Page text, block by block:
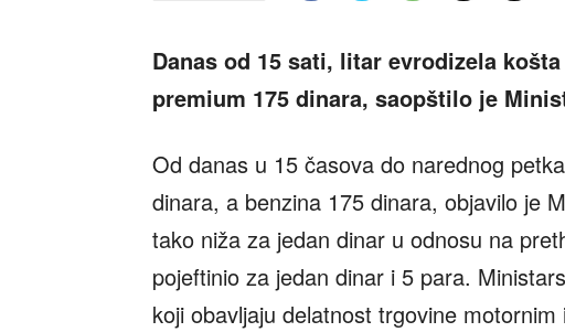
Danas od 15 sati, litar evrodizela
premium 175 dinara, saopštilo je
Od danas u 15 časova do narednog
dinara, a benzina 175 dinara, objavilo je
tako niža za jedan dinar u odnosu na
pojeftinio za jedan dinar i 5 para.
koji obavljaju delatnost trgovine